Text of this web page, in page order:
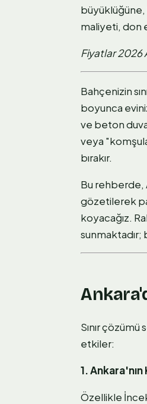
maliyeti, don
Fiyatlar 2026
Bahçenizin
boyunca
ve beton
veya
bırakır.
Bu rehberde,
gözetilerek
koyacağız.
sunmaktadır;
Sınır
etkiler:
1.
Özellikle